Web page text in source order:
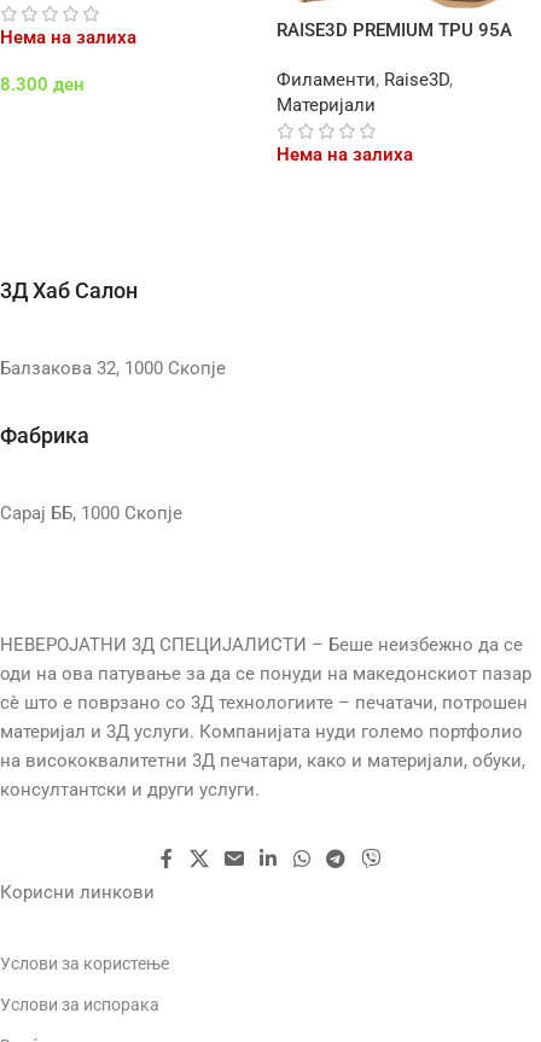
Нема на залиха
8.300 ден
RAISE3D PREMIUM TPU 95A
Филаменти, Raise3D,
Материјали
Нема на залиха
3Д Хаб Салон
Балзакова 32, 1000 Скопје
Фабрика
Сарај ББ, 1000 Скопје
НЕВЕРОЈАТНИ 3Д СПЕЦИЈАЛИСТИ – Беше неизбежно да се
оди на ова патување за да се понуди на македонскиот пазар
сè што е поврзано со 3Д технологиите – печатачи, потрошен
материјал и 3Д услуги. Компанијата нуди големо портфолио
на висококвалитетни 3Д печатари, како и материјали, обуки,
консултантски и други услуги.
Корисни линкови
Услови за користење
Услови за испорака